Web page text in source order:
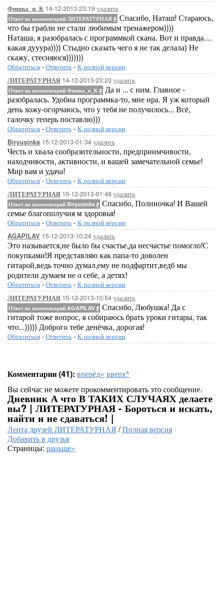
Фишка_и_К14-12-2013-23:19 удалить
Ответ на комментарий ЛИТЕРАТУРНАЯ # Спасибо, Наташ! Стараюсь,
что бы грабли не стали любимым тренажером))))
Наташа, я разобралась с программкой скана. Вот и правда....
какая дууура)))) Стыдно сказать чего я не так делала) Не
скажу, стесняюся)))))))
Обратиться - Ответить - К полной версии
ЛИТЕРАТУРНАЯ 14-12-2013-23:23 удалить
Ответ на комментарий Фишка_и_К # Да и ... с ним. Главное -
разобралась. Удобна программка-то, мне нра. Я уж который
день хожу-огорчаюсь, что у тебя не получилось... Всё,
галочку теперь поставлю)))
Обратиться - Ответить - К полной версии
Biryusinka 15-12-2013-01:34 удалить
Честь и хвала сообразительности, предприимчивости,
находчивости, активности, и вашей замечательной семье!
Мир вам и удача!
Обратиться - Ответить - К полной версии
ЛИТЕРАТУРНАЯ 15-12-2013-01:48 удалить
Ответ на комментарий Biryusinka # Спасибо, Полиночка! И Вашей
семье благополучия м здоровья!
Обратиться - Ответить - К полной версии
AGAPILAV 15-12-2013-10:24 удалить
Это называется,не было бы счастье,да несчастье помогло!С
покупками!Я представляю как папа-то доволен
гитарой,ведь точно думал,ему не подфартит,ведб мы
родители думаем не о себе, а детях!
Обратиться - Ответить - К полной версии
ЛИТЕРАТУРНАЯ 15-12-2013-10:54 удалить
Ответ на комментарий AGAPILAV # Спасибо, Любушка! Да с
гитарой тоже вопрос, я собираюсь брать уроки гитары, так
что...))))) Доброго тебе денёчка, дорогая!
Обратиться - Ответить - К полной версии
Комментарии (41): вперёд» вверх^
Вы сейчас не можете прокомментировать это сообщение.
Дневник А что В ТАКИХ СЛУЧАЯХ делаете
вы? | ЛИТЕРАТУРНАЯ - Бороться и искать,
найти и не сдаваться! |
Лента друзей ЛИТЕРАТУРНАЯ /Полная версия
Добавить в друзья
Страницы: раньше»